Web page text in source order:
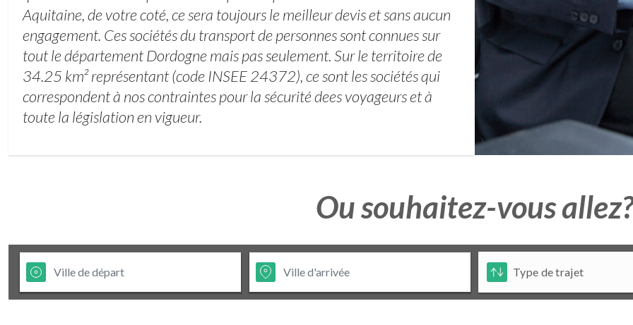
Aquitaine, de votre coté, ce sera toujours le meilleur devis et sans aucun
engagement. Ces sociétés du transport de personnes sont connues sur
tout le département Dordogne mais pas seulement. Sur le territoire de
34.25 km² représentant (code INSEE 24372), ce sont les sociétés qui
correspondent à nos contraintes pour la sécurité dees voyageurs et à
toute la législation en vigueur.
Ou souhaitez-vous allez?